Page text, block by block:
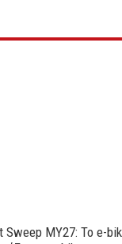
Sweep MY27: Το e-